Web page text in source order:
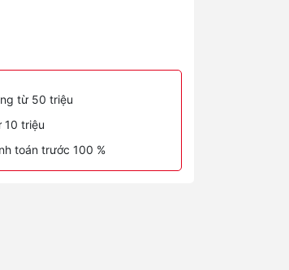
từ 50 triệu
10 triệu
toán trước 100 %